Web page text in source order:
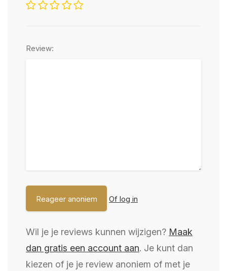
Review:
Of log in
Wil je je reviews kunnen wijzigen? Maak
dan gratis een account aan. Je kunt dan
kiezen of je je review anoniem of met je